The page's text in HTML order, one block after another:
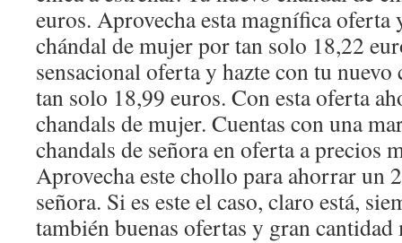
euros. Aprovecha esta magnífica oferta
chándal de mujer por tan solo 18,22
sensacional oferta y hazte con tu
tan solo 18,99 euros. Con esta oferta
chandals de mujer. Cuentas con una
chandals de señora en oferta a precios
Aprovecha este chollo para ahorrar un
señora. Si es este el caso, claro está,
también buenas ofertas y gran